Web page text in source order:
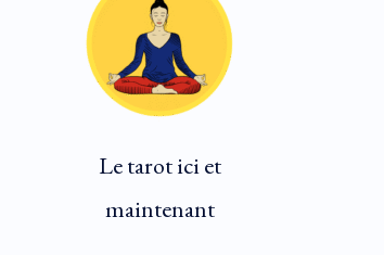
Le tarot ici et
maintenant